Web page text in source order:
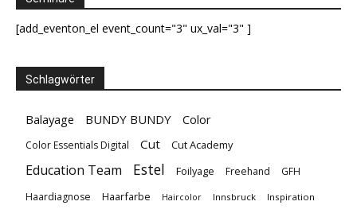
[add_eventon_el event_count="3" ux_val="3" ]
Schlagwörter
Balayage BUNDY BUNDY Color
Color Essentials Digital Cut Cut Academy
Education Team Estel Foilyage Freehand
GFH
Haardiagnose
Haarfarbe Haircolor Innsbruck Inspiration